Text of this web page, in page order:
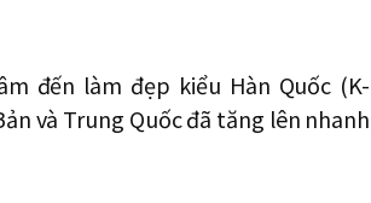
đến làm đẹp kiểu Hàn Quốc (K-
và Trung Quốc đã tăng lên nhanh